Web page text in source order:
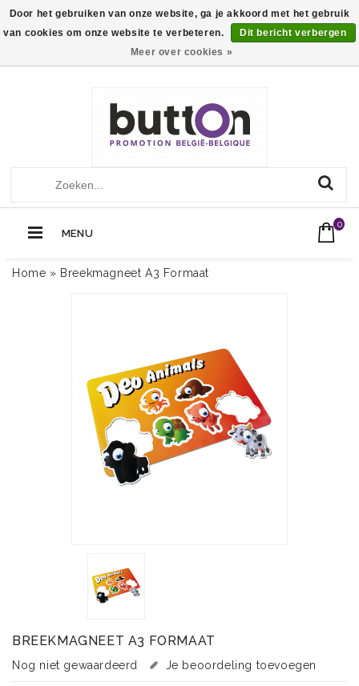
Call Us Now:+32 (0)13560051
MENU
0
Home » Breekmagneet A3 Formaat
BREEKMAGNEET A3 FORMAAT
Nog niet gewaardeerd Je beoordeling toevoegen
Door het gebruiken van onze website, ga je akkoord met het gebruik
van cookies om onze website te verbeteren.
Dit bericht verbergen
Meer over cookies »